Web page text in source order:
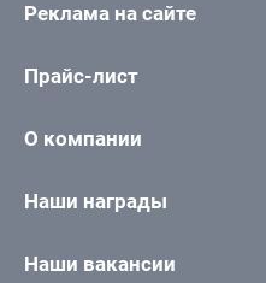
Реклама на сайте
Прайс-лист
О компании
Наши награды
Наши вакансии